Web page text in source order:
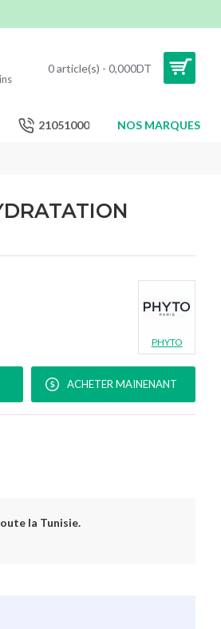
0 article(s) - 0,000DT
21051000 NOS MARQUES
PHYTO
ACHETER MAINENANT
la Tunisie.